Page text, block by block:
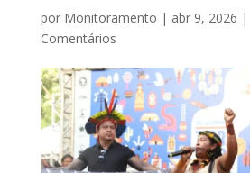
por Monitoramento | abr 9, 2026 |
Comentários